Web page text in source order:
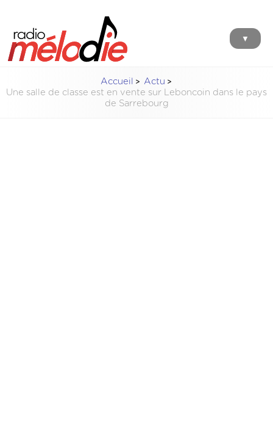
▼
Accueil
Actu
Une salle de classe est en vente sur Leboncoin dans le pays
de Sarrebourg